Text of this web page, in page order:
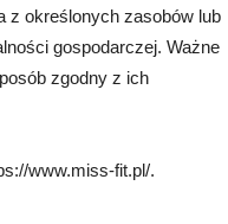
z określonych zasobów lub
gospodarczej. Ważne
zgodny z ich
www.miss-fit.pl/.